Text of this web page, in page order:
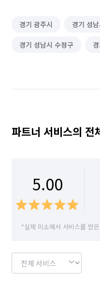
경기 광주시 경기 성
경기 성남시 수정구
파트너 서비스의 전
5.00
*실제 미소에서 서비스를 받